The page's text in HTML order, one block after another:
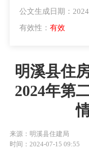
公文生成日期：
有效性： 有效
明溪县住
2024年第
来源：明溪县住建局
时间：2024-07-15 09:55